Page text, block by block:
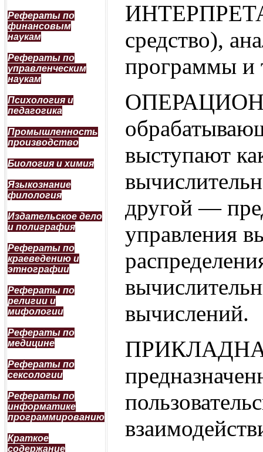
Рефераты по
финансовым
наукам
Рефераты по
управленческим
наукам
Психология и
педагогика
Промышленность
производство
Биология и химия
Языкознание
филология
Издательское дело
и полиграфия
Рефераты по
краеведению и
этнографии
Рефераты по
религии и
мифологии
Рефераты по
медицине
Рефераты по
сексологии
Рефераты по
информатике
программированию
Краткое
содержание
средство),
программы и
выступают
другой —
управления
вычислений.